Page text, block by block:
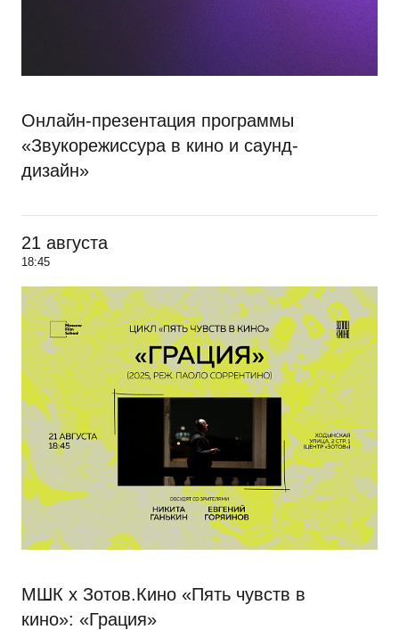
Онлайн-презентация программы
«Звукорежиссура в кино и саунд-
дизайн»
21 августа
18:45
МШК х Зотов.Кино «Пять чувств в
кино»: «Грация»